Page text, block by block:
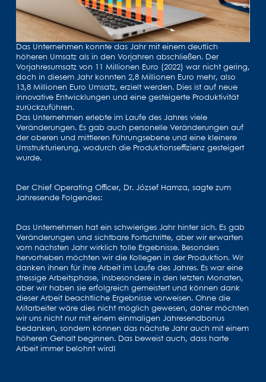
Das Unternehmen konnte das Jahr mit einem deutlich
höheren Umsatz als in den Vorjahren abschließen. Der
Vorjahresumsatz von 11 Millionen Euro (2022) war nicht gering,
doch in diesem Jahr konnten 2,8 Millionen Euro mehr, also
13,8 Millionen Euro Umsatz, erzielt werden. Dies ist auf neue
innovative Entwicklungen und eine gesteigerte Produktivität
zurückzuführen.
Das Unternehmen erlebte im Laufe des Jahres viele
Veränderungen. Es gab auch personelle Veränderungen auf
der oberen und mittleren Führungsebene und eine kleinere
Umstrukturierung, wodurch die Produktionseffizienz gesteigert
wurde.
Der Chief Operating Officer, Dr. József Hamza, sagte zum
Jahresende Folgendes:
Das Unternehmen hat ein schwieriges Jahr hinter sich. Es gab
Veränderungen und sichtbare Fortschritte, aber wir erwarten
vom nächsten Jahr wirklich tolle Ergebnisse. Besonders
hervorheben möchten wir die Kollegen in der Produktion. Wir
danken ihnen für ihre Arbeit im Laufe des Jahres. Es war eine
stressige Arbeitsphase, insbesondere in den letzten Monaten,
aber wir haben sie erfolgreich gemeistert und können dank
dieser Arbeit beachtliche Ergebnisse vorweisen. Ohne die
Mitarbeiter wäre dies nicht möglich gewesen, daher möchten
wir uns nicht nur mit einem einmaligen Jahresendbonus
bedanken, sondern können das nächste Jahr auch mit einem
höheren Gehalt beginnen. Das beweist auch, dass harte
Arbeit immer belohnt wird!